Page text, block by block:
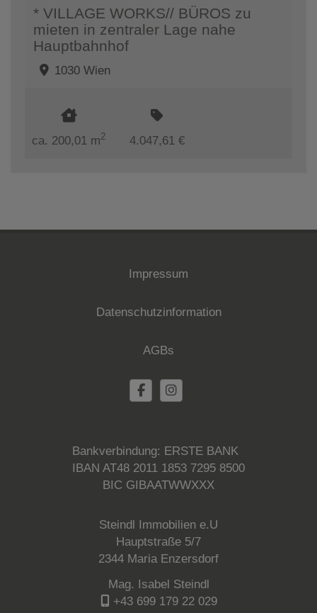
* VILLAGE WORKS// BÜROS zu
mieten in zentraler Lage nahe
Hauptbahnhof
1030 Wien
ca. 200,01 m2 4.047,61 €
Impressum
Datenschutzinformation
AGBs
Bankverbindung: ERSTE BANK
IBAN AT48 2011 1853 7295 8500
BIC GIBAATWWXXX
Steindl Immobilien e.U
Hauptstraße 5/7
2344 Maria Enzersdorf
Mag. Isabel Steindl
+43 699 179 22 029